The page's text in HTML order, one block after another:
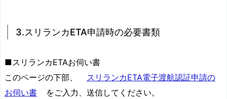
3.スリランカETA申請時の必要書類
■スリランカETAお伺い書
このページの下部、
スリランカETA電子渡航認証申請の
お伺い書
をご入力、送信してください。